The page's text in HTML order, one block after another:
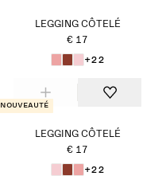
LEGGING CÔTELÉ
€ 17
+22
Nouveauté
LEGGING CÔTELÉ
€ 17
+22